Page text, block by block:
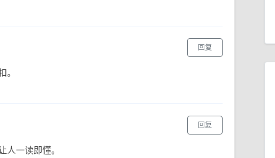
回复
。
回复
人一读即懂。